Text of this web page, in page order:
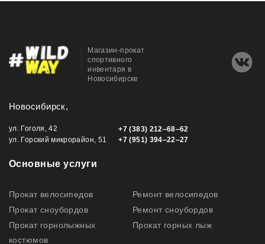
Магазин-прокат
спортивного
инвентаря в
Новосибирске
Новосибирск,
ул. Гоголя, 42
ул. Горский микрорайон, 51
+7 (383) 212‒68‒62
+7 (951) 394‒22‒27
Основные услуги
Прокат велосипедов
Ремонт велосипедов
Прокат сноубордов
Ремонт сноубордов
Прокат горнолыжных
костюмов
Прокат горных лыж